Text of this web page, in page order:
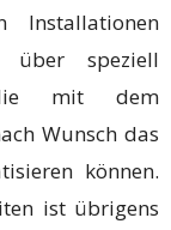
Installationen
über speziell
die mit dem
Wunsch das
können.
ist übrigens